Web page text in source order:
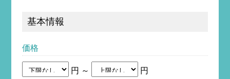
基本情報
価格
円 ～ 円